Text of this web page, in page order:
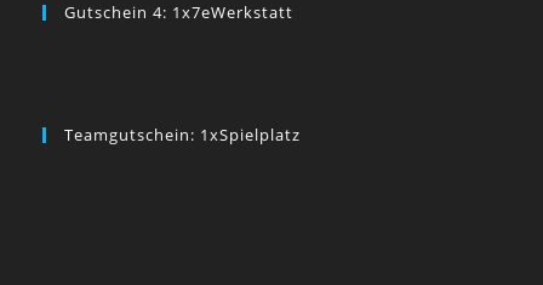
Gutschein 4: 1x7eWerkstatt
Teamgutschein: 1xSpielplatz